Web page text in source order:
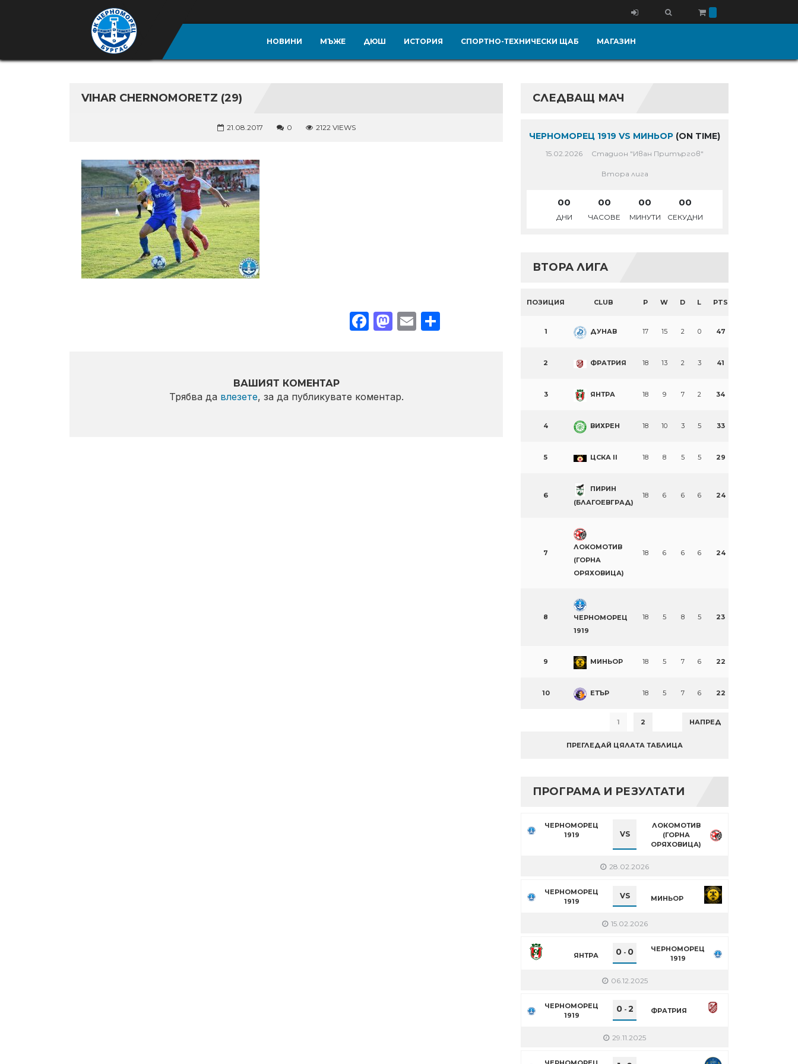
НОВИНИ МЪЖЕ ДЮШ ИСТОРИЯ СПОРТНО-ТЕХНИЧЕСКИ ЩАБ МАГАЗИН
VIHAR CHERNOMORETZ (29)
21.08.2017 0 2122 VIEWS
Facebook
Mastodon
EmailShare
ВАШИЯТ КОМЕНТАР
Трябва да влезете, за да публикувате коментар.
СЛЕДВАЩ МАЧ
ЧЕРНОМОРЕЦ 1919 VS МИНЬОР (ON TIME)
15.02.2026 Стадион "Иван Притъргов"
Втора лига
00
ДНИ
00
ЧАСОВЕ
00
МИНУТИ
00
СЕКУДНИ
ВТОРА ЛИГА
ПОЗИЦИЯ CLUB P W D L PTS
1 ДУНАВ 17 15 2 0 47
2 ФРАТРИЯ 18 13 2 3 41
3 ЯНТРА 18 9 7 2 34
4 ВИХРЕН 18 10 3 5 33
5 ЦСКА II 18 8 5 5 29
6
ПИРИН
(БЛАГОЕВГРАД)
18 6 6 6 24
7
ЛОКОМОТИВ
(ГОРНА
ОРЯХОВИЦА)
18 6 6 6 24
8
ЧЕРНОМОРЕЦ
1919
18 5 8 5 23
9 МИНЬОР 18 5 7 6 22
10 ЕТЪР 18 5 7 6 22
1 2 НАПРЕД
ПРЕГЛЕДАЙ ЦЯЛАТА ТАБЛИЦА
ПРОГРАМА И РЕЗУЛТАТИ
ЧЕРНОМОРЕЦ
1919
VS
ЛОКОМОТИВ
(ГОРНА
ОРЯХОВИЦА)
28.02.2026
ЧЕРНОМОРЕЦ
1919
VS МИНЬОР
15.02.2026
ЯНТРА 0 - 0
ЧЕРНОМОРЕЦ
1919
06.12.2025
ЧЕРНОМОРЕЦ
1919
0- 2 ФРАТРИЯ
29.11.2025